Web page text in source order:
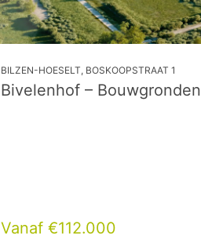
BILZEN-HOESELT, BOSKOOPSTRAAT 1
Bivelenhof – Bouwgronden
Vanaf €112.000